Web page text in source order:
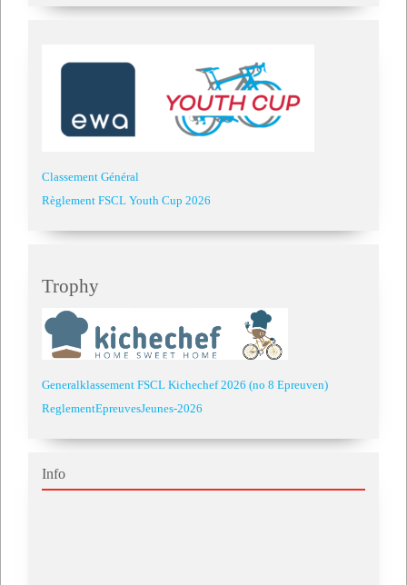
Classement Général
Règlement FSCL Youth Cup 2026
Trophy
Generalklassement FSCL Kichechef 2026 (no 8 Epreuven)
ReglementEpreuvesJeunes-2026
Info